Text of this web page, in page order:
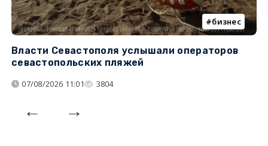
бизнес
Власти Севастополя услышали операторов
севастопольских пляжей
07/08/2026 11:01 3804